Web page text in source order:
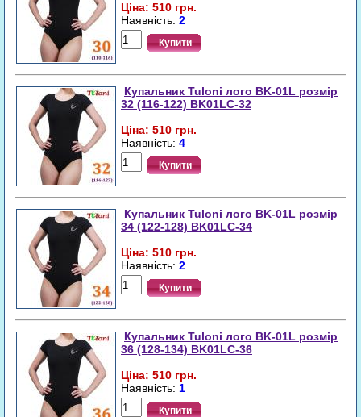
Ціна: 510 грн.
Наявність: 2
Купити
Купальник Tuloni лого BK-01L розмір
32 (116-122) BK01LC-32
Ціна: 510 грн.
Наявність: 4
Купити
Купальник Tuloni лого BK-01L розмір
34 (122-128) BK01LC-34
Ціна: 510 грн.
Наявність: 2
Купити
Купальник Tuloni лого BK-01L розмір
36 (128-134) BK01LC-36
Ціна: 510 грн.
Наявність: 1
Купити